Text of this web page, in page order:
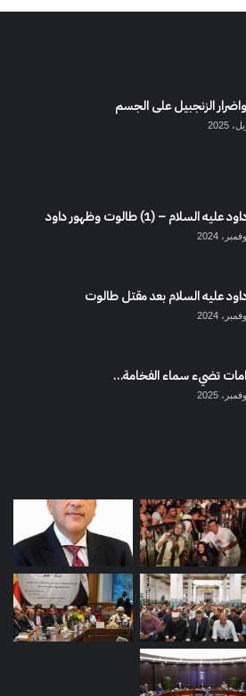
الزنجبيل على الجسم
السلام – (1) طالوت وظهور داود
عليه السلام بعد مقتل طالوت
تضيء سماء الفخامة…